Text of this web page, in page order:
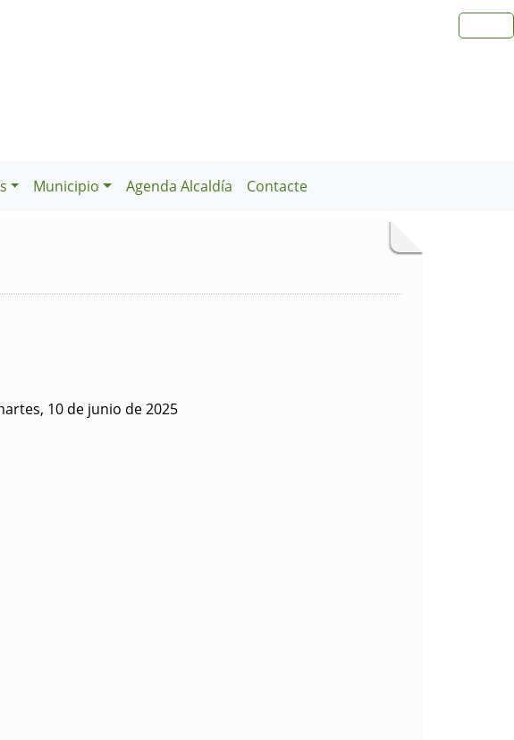
Municipio Agenda Alcaldía Contacte
10 de junio de 2025